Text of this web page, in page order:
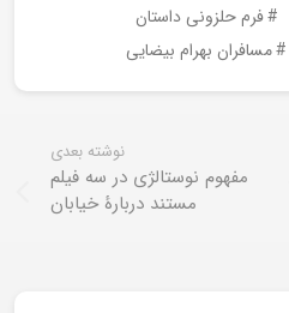
فرم حلزونی داستان
مسافران بهرام بیضایی
نوشته بعدی
مفهوم نوستالژی در سه فیلم
مستند دربارۀ خیابان